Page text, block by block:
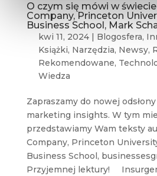
O czym się mówi w
Company, Princeton
Business School, Mark
kwi 11, 2024| Blogosfera,
Książki, Narzędzia, Newsy,
Rekomendowane,
Wiedza
Zapraszamy do nowej
marketing insights. W tym
przedstawiamy Wam teksty
Company, Princeton
Business School,
Przyjemnej lektury!